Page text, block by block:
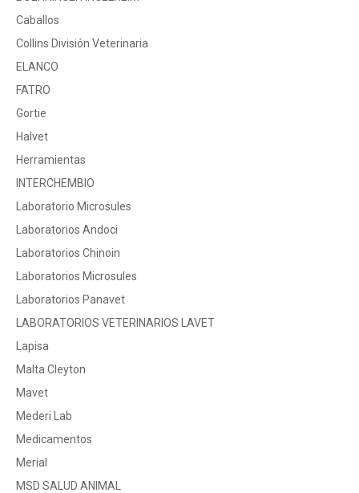
Caballos
Collins División Veterinaria
ELANCO
FATRO
Gortie
Halvet
Herramientas
INTERCHEMBIO
Laboratorio Microsules
Laboratorios Andoci
Laboratorios Chinoin
Laboratorios Microsules
Laboratorios Panavet
LABORATORIOS VETERINARIOS LAVET
Lapisa
Malta Cleyton
Mavet
Mederi Lab
Medicamentos
Merial
MSD SALUD ANIMAL